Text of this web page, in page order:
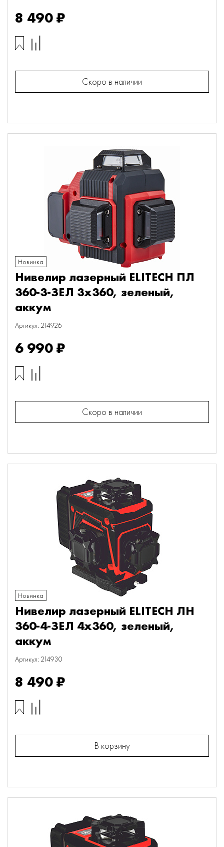
8 490 ₽
Скоро в наличии
Новинка
Нивелир лазерный ELITECH ПЛ
360-3-ЗЕЛ 3х360, зеленый,
аккум
Артикул: 214926
6 990 ₽
Скоро в наличии
Новинка
Нивелир лазерный ELITECH ЛН
360-4-ЗЕЛ 4х360, зеленый,
аккум
Артикул: 214930
8 490 ₽
В корзину